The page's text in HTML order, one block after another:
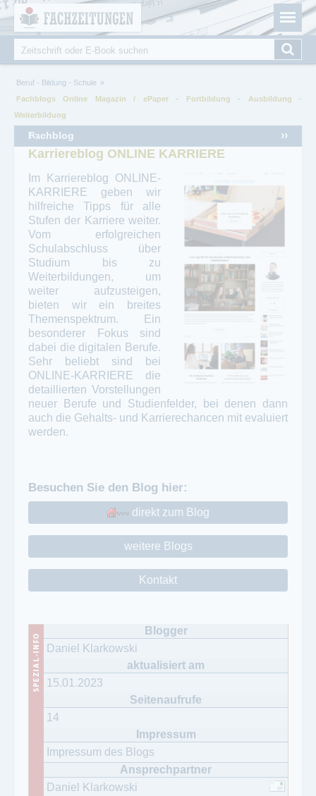
Fachzeitungen.de - Das unabhängige Portal für
Fachmagazine Fachpublikationen & eBooks
Suchformular
Suche
Sie sind hier
Beruf - Bildung - Schule
Fachblogs Online Magazin / ePaper - Fortbildung - Ausbildung -
Weiterbildung
Fachblog
‹‹ ››
Karriereblog ONLINE KARRIERE
Im Karriereblog ONLINE-
KARRIERE geben wir
hilfreiche Tipps für alle
Stufen der Karriere weiter.
Vom erfolgreichen
Schulabschluss über
Studium bis zu
Weiterbildungen, um
weiter aufzusteigen,
bieten wir ein breites
Themenspektrum. Ein
besonderer Fokus sind
dabei die digitalen Berufe.
Sehr beliebt sind bei
ONLINE-KARRIERE die
detaillierten Vorstellungen
neuer Berufe und Studienfelder, bei denen dann
auch die Gehalts- und Karrierechancen mit evaluiert
werden.
Besuchen Sie den Blog hier:
direkt zum Blog
weitere Blogs
Kontakt
Daniel Klarkowski
15.01.2023
14
Impressum des Blogs
Daniel Klarkowski
Cookie-Einstellungen